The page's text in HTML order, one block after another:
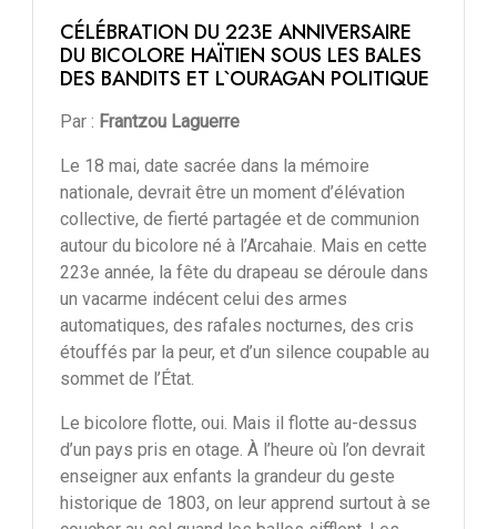
CÉLÉBRATION DU 223E ANNIVERSAIRE
DU BICOLORE HAÏTIEN SOUS LES BALES
DES BANDITS ET L`OURAGAN POLITIQUE
Par : Frantzou Laguerre
Le 18 mai, date sacrée dans la mémoire
nationale, devrait être un moment d’élévation
collective, de fierté partagée et de communion
autour du bicolore né à l’Arcahaie. Mais en cette
223e année, la fête du drapeau se déroule dans
un vacarme indécent celui des armes
automatiques, des rafales nocturnes, des cris
étouffés par la peur, et d’un silence coupable au
sommet de l’État.
Le bicolore flotte, oui. Mais il flotte au-dessus
d’un pays pris en otage. À l’heure où l’on devrait
enseigner aux enfants la grandeur du geste
historique de 1803, on leur apprend surtout à se